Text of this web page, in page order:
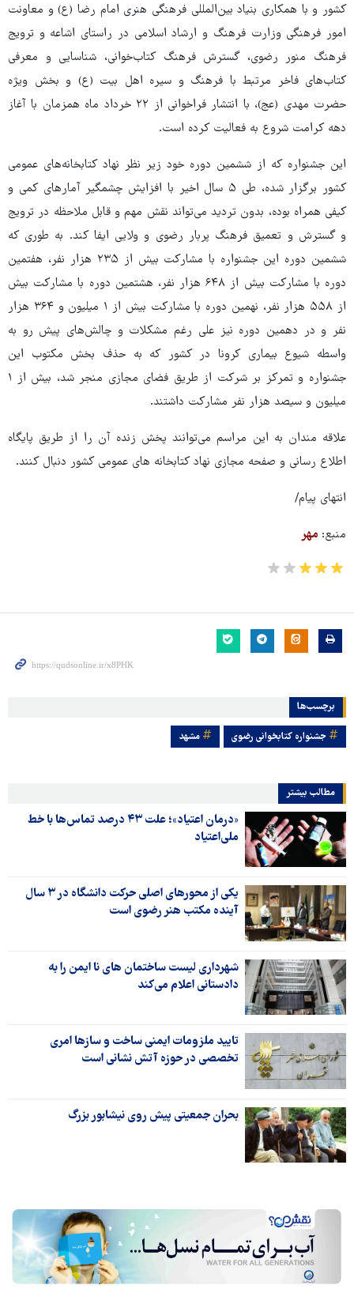
کشور و با همکاری بنیاد بین‌المللی فرهنگی هنری امام رضا (ع) و معاونت
امور فرهنگی وزارت فرهنگ و ارشاد اسلامی در راستای اشاعه و ترویج
فرهنگ منور رضوی، گسترش فرهنگ کتاب‌خوانی، شناسایی و معرفی
کتاب‌های فاخر مرتبط با فرهنگ و سیره اهل بیت (ع) و بخش ویژه
حضرت مهدی (عج)، با انتشار فراخوانی از ۲۲ خرداد ماه همزمان با آغاز
دهه کرامت شروع به فعالیت کرده است.
این‌ جشنواره که از ششمین دوره خود زیر نظر نهاد کتابخانه‌های عمومی
کشور برگزار شده، طی ۵ سال اخیر با افزایش چشمگیر آمارهای کمی و
کیفی همراه بوده، بدون تردید می‌تواند نقش مهم و قابل ملاحظه در ترویج
و گسترش و تعمیق فرهنگ پربار رضوی و ولایی ایفا کند. به طوری که
ششمین دوره این جشنواره با مشارکت بیش از ۲۳۵ هزار نفر، هفتمین
دوره با مشارکت بیش از ۶۴۸ هزار نفر، هشتمین دوره با مشارکت بیش
از ۵۵۸ هزار نفر، نهمین دوره با مشارکت بیش از ۱ میلیون و ۳۶۴ هزار
نفر و در دهمین دوره نیز علی رغم مشکلات و چالش‌های پیش رو به
واسطه شیوع بیماری کرونا در کشور که به حذف بخش مکتوب این
جشنواره و تمرکز بر شرکت از طریق فضای مجازی منجر شد، بیش از ۱
میلیون و سیصد هزار نفر مشارکت داشتند.
علاقه مندان به این مراسم می‌توانند پخش زنده آن را از طریق پایگاه
اطلاع رسانی و صفحه مجازی نهاد کتابخانه های عمومی کشور دنبال کنند.
انتهای پیام/
منبع: مهر
برچسب‌ها
جشنواره کتابخوانی رضوی مشهد
مطالب بیشتر
«درمان اعتیاد»؛ علت ۴۳ درصد تماس‌ها با خط
ملی‌اعتیاد
یکی از محورهای اصلی حرکت دانشگاه در ۳ سال
آینده مکتب هنر رضوی است
شهرداری لیست ساختمان های نا ایمن را به
دادستانی اعلام می‌کند
تایید ملزومات ایمنی ساخت و سازها امری
تخصصی در حوزه آتش نشانی است
بحران جمعیتی پیش روی نیشابور بزرگ